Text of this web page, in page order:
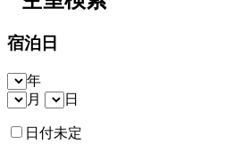
宿泊日
年
月
日
日付未定